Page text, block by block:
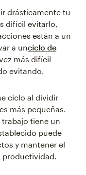
drásticamente tu
difícil evitarlo,
están a un
a unciclo de
más difícil
evitando.
ciclo al dividir
más pequeñas.
trabajo tiene un
puede
y mantener el
productividad.